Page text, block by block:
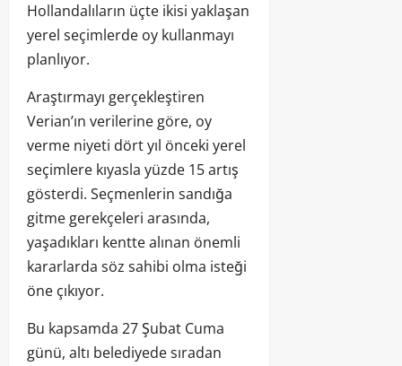
Hollandalıların üçte ikisi yaklaşan
yerel seçimlerde oy kullanmayı
planlıyor.
Araştırmayı gerçekleştiren
Verian’ın verilerine göre, oy
verme niyeti dört yıl önceki yerel
seçimlere kıyasla yüzde 15 artış
gösterdi. Seçmenlerin sandığa
gitme gerekçeleri arasında,
yaşadıkları kentte alınan önemli
kararlarda söz sahibi olma isteği
öne çıkıyor.
Bu kapsamda 27 Şubat Cuma
günü, altı belediyede sıradan